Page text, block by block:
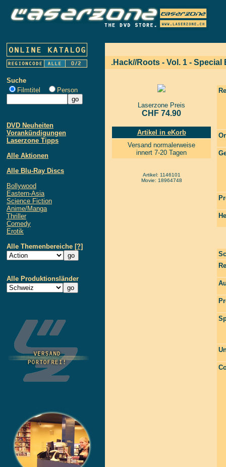
Suche
Filmtitel
Person
DVD Neuheiten
Vorankündigungen
Laserzone Tipps
Alle Aktionen
Alle Blu-Ray Discs
Bollywood
Eastern-Asia
Science Fiction
Anime/Manga
Thriller
Comedy
Erotik
Alle Themenbereiche [?]
Alle Produktionsländer
.Hack//Roots - Vol. 1 - Special
Laserzone Preis
CHF 74.90
Artikel in eKorb
Versand normalerweise
innert 7-20 Tagen
Artikel: 1146101
Movie: 18964748